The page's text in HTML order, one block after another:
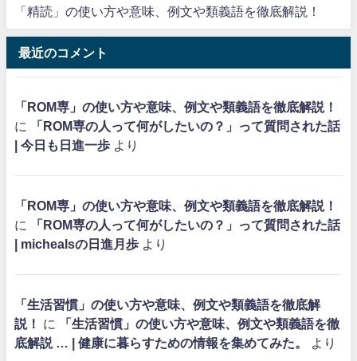
「精読」の使い方や意味、例文や類義語を徹底解説！
最近のコメント
「ROM専」の使い方や意味、例文や類義語を徹底解説！
に
「ROM専の人って何がしたいの？」って質問された話
| 今日も日進一歩 より
「ROM専」の使い方や意味、例文や類義語を徹底解説！
に
「ROM専の人って何がしたいの？」って質問された話
| michealsの日進月歩 より
「生活習慣」の使い方や意味、例文や類義語を徹底解
説！
に
「生活習慣」の使い方や意味、例文や類義語を徹
底解説 … | 健康に暮らすための情報を集めてみた。
より